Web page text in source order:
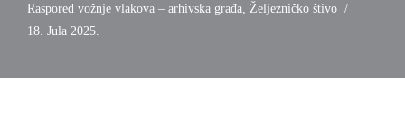
Raspored vožnje vlakova – arhivska građa Željezničko štivo
18. Jula 2025.